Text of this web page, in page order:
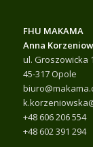
FHU MAKAMA
Anna
ul. Groszowicka
45-317 Opole
+48 606 206 554
+48 602 391 294